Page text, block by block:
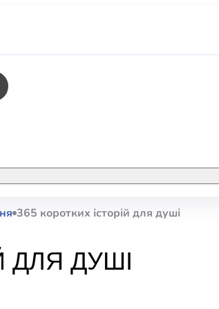
365 коротких історій для душі
ДЛЯ ДУШІ